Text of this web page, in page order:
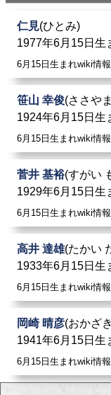
仁見(ひとみ)
1977年6月15日生
6月15日生まれwiki情
笹山 幸俊(ささや
1924年6月15日生
6月15日生まれwiki情
菅井 基裕(すがい
1929年6月15日生
6月15日生まれwiki情
高井 達雄(たかい
1933年6月15日生
6月15日生まれwiki情
岡崎 晴彦(おかざ
1941年6月15日生
6月15日生まれwiki情